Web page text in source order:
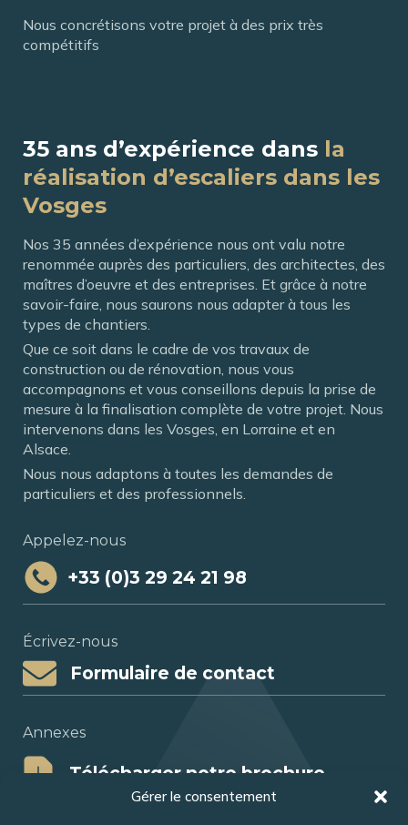
Nous concrétisons votre projet à des prix très
compétitifs
35 ans d’expérience dans la
réalisation d’escaliers dans les
Vosges
Nos 35 années d’expérience nous ont valu notre
renommée auprès des particuliers, des architectes, des
maîtres d’oeuvre et des entreprises. Et grâce à notre
savoir-faire, nous saurons nous adapter à tous les
types de chantiers.
Que ce soit dans le cadre de vos travaux de
construction ou de rénovation, nous vous
accompagnons et vous conseillons depuis la prise de
mesure à la finalisation complète de votre projet. Nous
intervenons dans les Vosges, en Lorraine et en
Alsace.
Nous nous adaptons à toutes les demandes de
particuliers et des professionnels.
Appelez-nous
+33 (0)3 29 24 21 98
Écrivez-nous
Formulaire de contact
Annexes
Télécharger notre brochure